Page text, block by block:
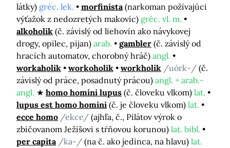
látky) gréc. lek. morfinista (narkoman požívajúci
výťažok z nedozretých makovíc) gréc. vl. m.
alkoholik (č. závislý od liehovín ako návykovej
drogy, opilec, pijan) arab. gambler (č. závislý od
hracích automatov, chorobný hráč) angl.
workaholik
workoholik workholik /uórk-/ (č.
závislý od práce, posadnutý prácou) angl. + arab.-
angl.
homo homini lupus (č. človeku vlkom) lat.
lupus est homo homini (č. je človeku vlkom) lat.
ecce homo /ekce/ (ajhľa, č., Pilátov výrok o
zbičovanom Ježišovi s tŕňovou korunou) lat. bibl.
per capita /ka-/ (na č. ako jedinca, na hlavu) lat.